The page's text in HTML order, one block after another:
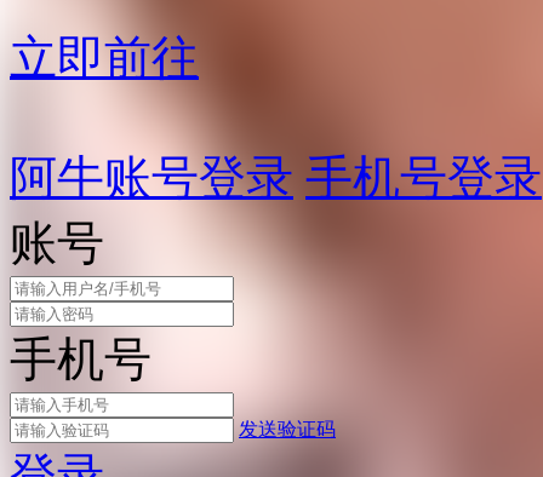
立即前往
阿牛账号登录 手机号登录
账号
手机号
发送验证码